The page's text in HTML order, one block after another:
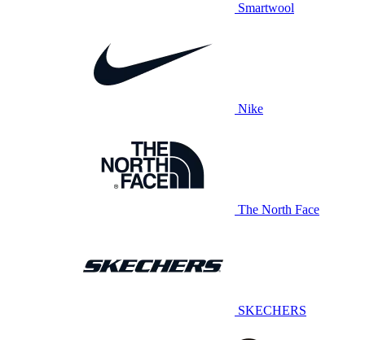
Smartwool
Nike
The North Face
SKECHERS